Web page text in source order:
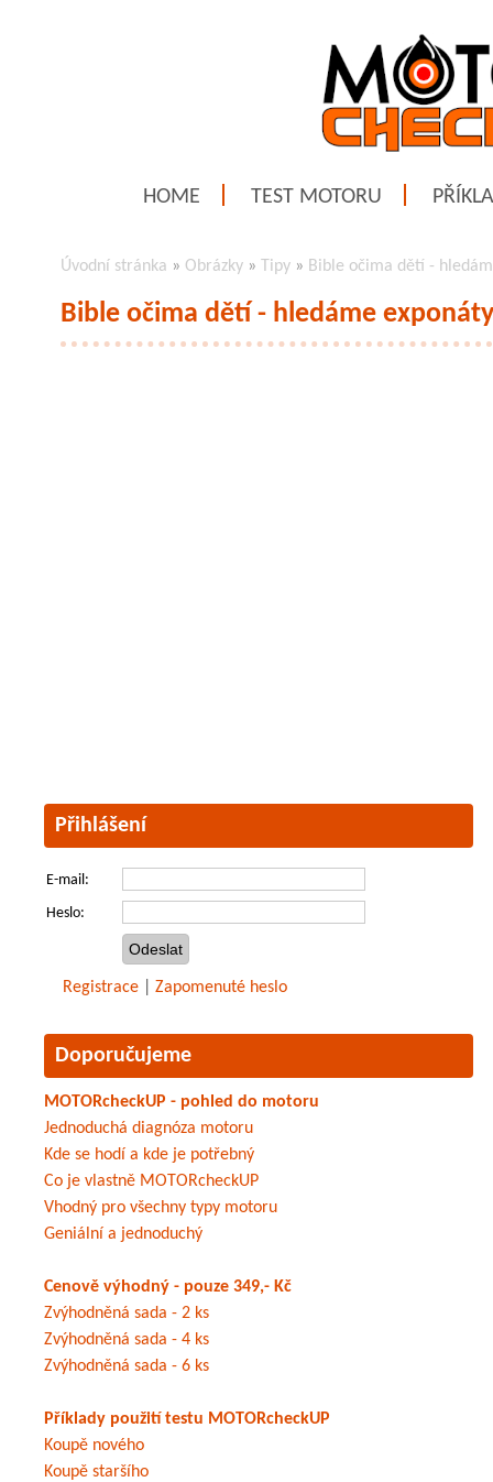
HOME TEST MOTORU
Úvodní stránka » Obrázky » Tipy » Bible očima dětí -
Bible očima dětí - hledáme exponáty
Přihlášení
E-mail:
Heslo:
Registrace Zapomenuté heslo
Doporučujeme
MOTORcheckUP - pohled do motoru
Jednoduchá diagnóza motoru
Kde se hodí a kde je potřebný
Co je vlastně MOTORcheckUP
Vhodný pro všechny typy motoru
Geniální a jednoduchý
Cenově výhodný - pouze 349,- Kč
Zvýhodněná sada - 2 ks
Zvýhodněná sada - 4 ks
Zvýhodněná sada - 6 ks
Příklady použití testu MOTORcheckUP
Koupě nového
Koupě staršího